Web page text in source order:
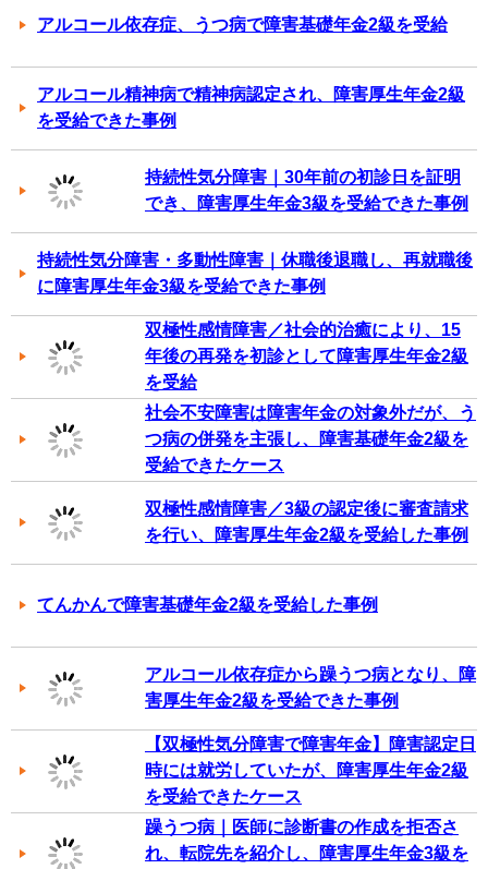
アルコール依存症、うつ病で障害基礎年金2級を受給
アルコール精神病で精神病認定され、障害厚生年金2級
を受給できた事例
持続性気分障害｜30年前の初診日を証明
でき、障害厚生年金3級を受給できた事例
持続性気分障害・多動性障害｜休職後退職し、再就職後
に障害厚生年金3級を受給できた事例
双極性感情障害／社会的治癒により、15
年後の再発を初診として障害厚生年金2級
を受給
社会不安障害は障害年金の対象外だが、う
つ病の併発を主張し、障害基礎年金2級を
受給できたケース
双極性感情障害／3級の認定後に審査請求
を行い、障害厚生年金2級を受給した事例
てんかんで障害基礎年金2級を受給した事例
アルコール依存症から躁うつ病となり、障
害厚生年金2級を受給できた事例
【双極性気分障害で障害年金】障害認定日
時には就労していたが、障害厚生年金2級
を受給できたケース
躁うつ病｜医師に診断書の作成を拒否さ
れ、転院先を紹介し、障害厚生年金3級を